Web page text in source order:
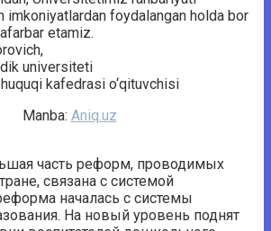
imkoniyatlardan foydalangan holda bor
etamiz.
universiteti
kafedrasi o‘qituvchisi
Manba: Aniq.uz
часть реформ, проводимых
связана с системой
началась с системы
На новый уровень поднят